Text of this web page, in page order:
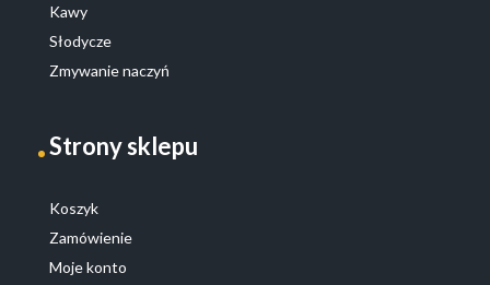
Kawy
Słodycze
Zmywanie naczyń
Strony sklepu
Koszyk
Zamówienie
Moje konto